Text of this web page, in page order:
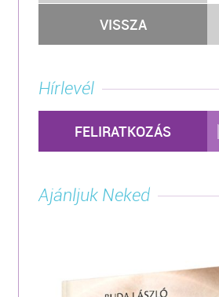
VISSZA
Hírlevél
FELIRATKOZÁS
Ajánljuk Neked